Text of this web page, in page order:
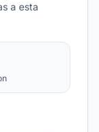
a esta